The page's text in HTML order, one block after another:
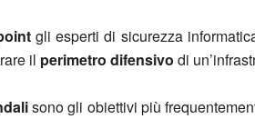
gli esperti di sicurezza
il perimetro difensivo di
sono gli obiettivi più